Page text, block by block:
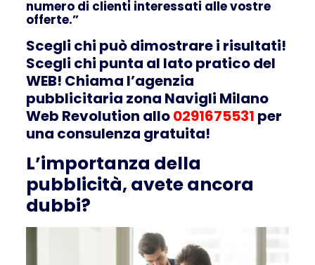
numero di clienti interessati alle vostre
offerte.”
Scegli chi può dimostrare i risultati!
Scegli chi punta al lato pratico del
WEB! Chiama l’agenzia
pubblicitaria zona Navigli Milano
Web Revolution allo0291675531 per
una consulenza gratuita!
L’importanza della
pubblicità, avete ancora
dubbi?